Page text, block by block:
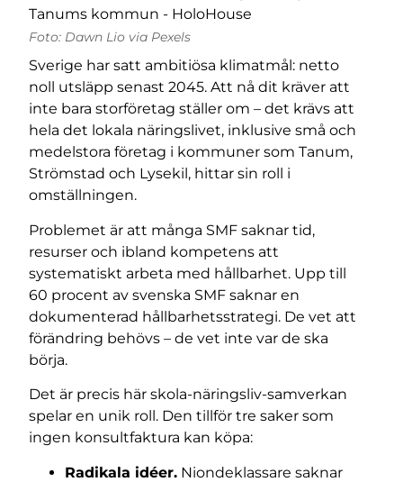
Foto: Dawn Lio via Pexels
Sverige har satt ambitiösa klimatmål: netto
noll utsläpp senast 2045. Att nå dit kräver att
inte bara storföretag ställer om – det krävs att
hela det lokala näringslivet, inklusive små och
medelstora företag i kommuner som Tanum,
Strömstad och Lysekil, hittar sin roll i
omställningen.
Problemet är att många SMF saknar tid,
resurser och ibland kompetens att
systematiskt arbeta med hållbarhet. Upp till
60 procent av svenska SMF saknar en
dokumenterad hållbarhetsstrategi. De vet att
förändring behövs – de vet inte var de ska
börja.
Det är precis här skola-näringsliv-samverkan
spelar en unik roll. Den tillför tre saker som
ingen konsultfaktura kan köpa:
Radikala idéer. Niondeklassare saknar